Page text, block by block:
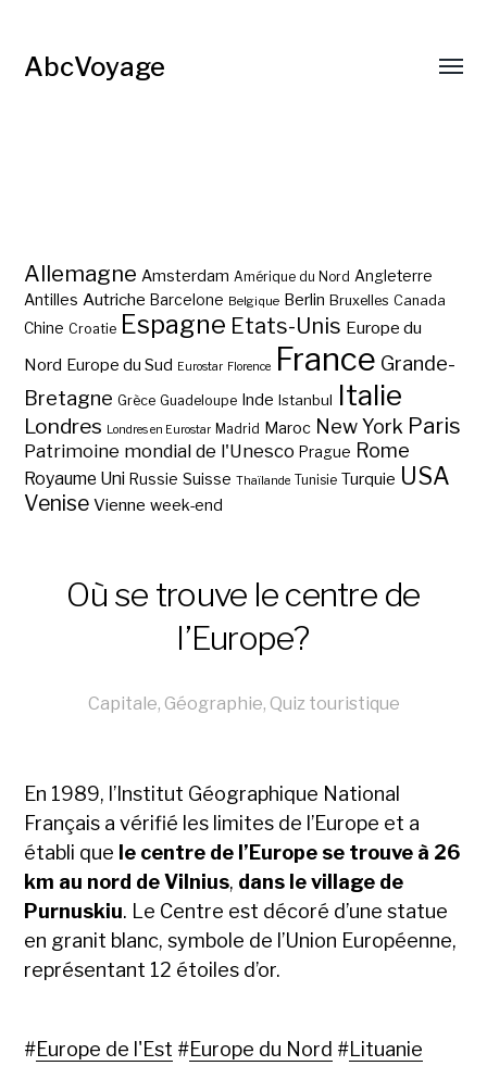
AbcVoyage
Allemagne Amsterdam Amérique du Nord Angleterre
Antilles Autriche Barcelone Belgique Berlin Bruxelles Canada
Chine Croatie Espagne Etats-Unis Europe du
Nord Europe du Sud Eurostar Florence France Grande-
Bretagne Grèce Guadeloupe Inde Istanbul Italie
Londres Londres en Eurostar Madrid Maroc New York Paris
Patrimoine mondial de l'Unesco Prague Rome
Royaume Uni Russie Suisse Thaïlande Tunisie Turquie USA
Venise Vienne week-end
Où se trouve le centre de
l’Europe?
Capitale, Géographie, Quiz touristique
En 1989, l’Institut Géographique National
Français a vérifié les limites de l’Europe et a
établi que le centre de l’Europe se trouve à 26
km au nord de Vilnius, dans le village de
Purnuskiu. Le Centre est décoré d’une statue
en granit blanc, symbole de l’Union Européenne,
représentant 12 étoiles d’or.
#Europe de l'Est #Europe du Nord #Lituanie